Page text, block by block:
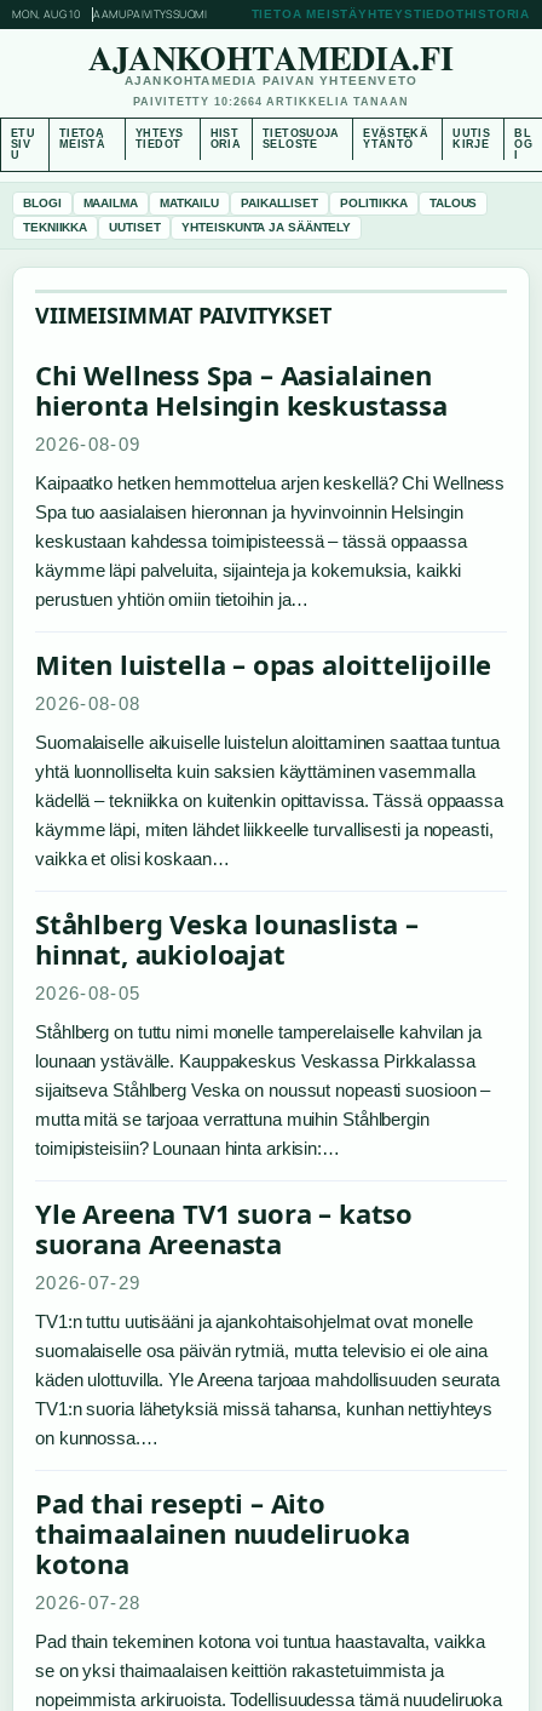
MON, AUG 10 AAMUPAIVITYSSUOMI TIETOA MEISTÄYHTEYSTIEDOTHISTORIA
AJANKOHTAMEDIA.FI
AJANKOHTAMEDIA PAIVAN YHTEENVETO
PAIVITETTY 10:2664 ARTIKKELIA TANAAN
ETU
SIV
U
TIETOA
MEISTÄ
YHTEYS
TIEDOT
HIST
ORIA
TIETOSUOJA
SELOSTE
EVÄSTEKÄ
YTÄNTÖ
UUTIS
KIRJE
BL
OG
BLOGI MAAILMA MATKAILU PAIKALLISET POLITIIKKA
TALOUS
TEKNIIKKA
UUTISET YHTEISKUNTA JA SÄÄNTELY
VIIMEISIMMAT PAIVITYKSET
Chi Wellness Spa – Aasialainen
hieronta Helsingin keskustassa
2026-08-09
Kaipaatko hetken hemmottelua arjen keskellä? Chi Wellness
Spa tuo aasialaisen hieronnan ja hyvinvoinnin Helsingin
keskustaan kahdessa toimipisteessä – tässä oppaassa
käymme läpi palveluita, sijainteja ja kokemuksia, kaikki
perustuen yhtiön omiin tietoihin ja…
Miten luistella – opas aloittelijoille
2026-08-08
Suomalaiselle aikuiselle luistelun aloittaminen saattaa tuntua
yhtä luonnolliselta kuin saksien käyttäminen vasemmalla
kädellä – tekniikka on kuitenkin opittavissa. Tässä oppaassa
käymme läpi, miten lähdet liikkeelle turvallisesti ja nopeasti,
vaikka et olisi koskaan…
Ståhlberg Veska lounaslista –
hinnat, aukioloajat
2026-08-05
Ståhlberg on tuttu nimi monelle tamperelaiselle kahvilan ja
lounaan ystävälle. Kauppakeskus Veskassa Pirkkalassa
sijaitseva Ståhlberg Veska on noussut nopeasti suosioon –
mutta mitä se tarjoaa verrattuna muihin Ståhlbergin
toimipisteisiin? Lounaan hinta arkisin:…
Yle Areena TV1 suora – katso
suorana Areenasta
2026-07-29
TV1:n tuttu uutisääni ja ajankohtaisohjelmat ovat monelle
suomalaiselle osa päivän rytmiä, mutta televisio ei ole aina
käden ulottuvilla. Yle Areena tarjoaa mahdollisuuden seurata
TV1:n suoria lähetyksiä missä tahansa, kunhan nettiyhteys
on kunnossa.…
Pad thai resepti – Aito
thaimaalainen nuudeliruoka
kotona
2026-07-28
Pad thain tekeminen kotona voi tuntua haastavalta, vaikka
se on yksi thaimaalaisen keittiön rakastetuimmista ja
nopeimmista arkiruoista. Todellisuudessa tämä nuudeliruoka